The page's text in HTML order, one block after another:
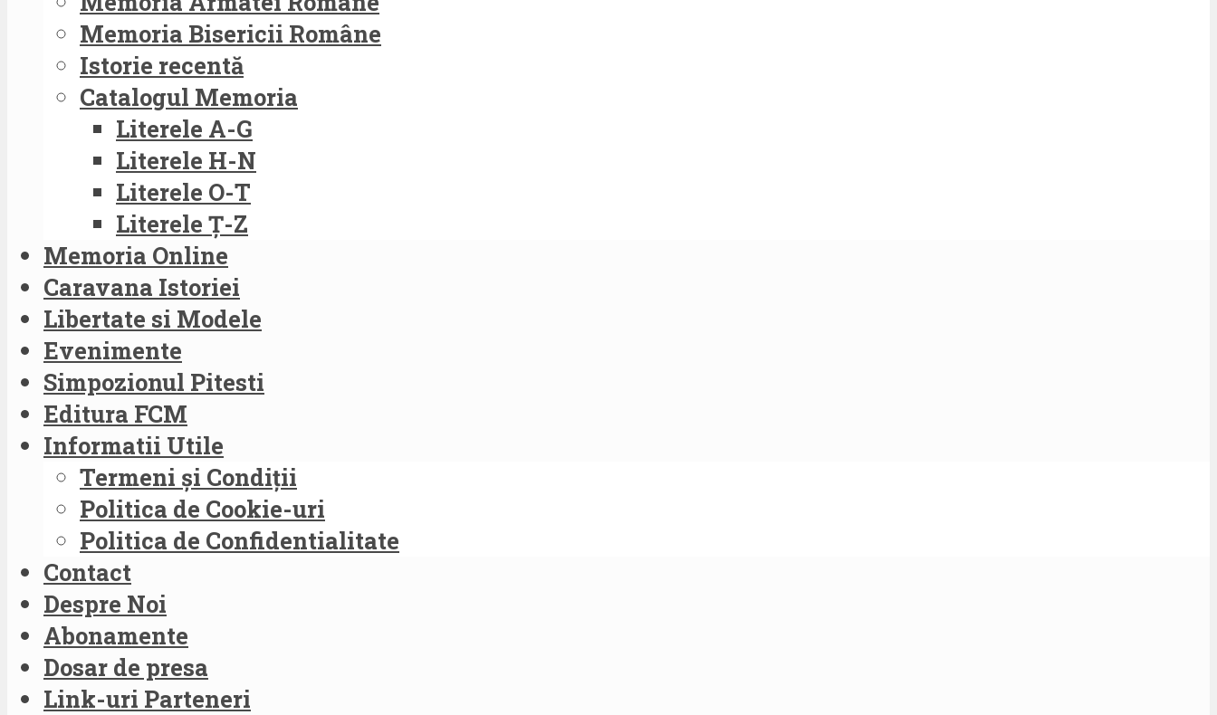
Memoria Bisericii Române
Istorie recentă
Catalogul Memoria
Literele A-G
Literele H-N
Literele O-T
Literele Ț-Z
Memoria Online
Caravana Istoriei
Libertate si Modele
Evenimente
Simpozionul Pitesti
Editura FCM
Informatii Utile
Termeni și Condiții
Politica de Cookie-uri
Politica de Confidentialitate
Contact
Despre Noi
Abonamente
Dosar de presa
Link-uri Parteneri